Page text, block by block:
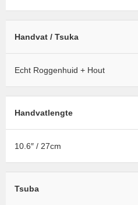
Handvat / Tsuka
Echt Roggenhuid + Hout
Handvatlengte
10.6″ / 27cm
Tsuba